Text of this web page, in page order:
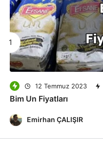
12 Temmuz 2023
Bim Un Fiyatları
Emirhan ÇALIŞIR